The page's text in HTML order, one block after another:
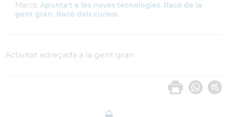
Marcs: Apunta't a les noves tecnologies, Racó de la
gent gran, Racó dels cursos
Activitat adreçada a la gent gran